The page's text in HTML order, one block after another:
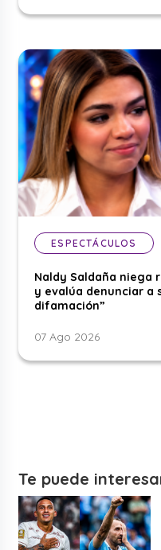
ESPECTÁCULOS
Naldy Saldaña niega
y evalúa denunciar a
difamación”
07 Ago 2026
Te puede